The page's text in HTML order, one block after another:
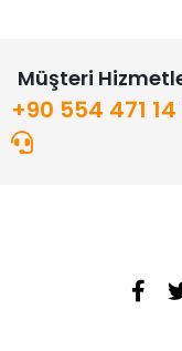
Müşteri
+90 554 471 14